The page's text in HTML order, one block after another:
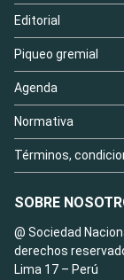
Editorial
Piqueo gremial
Agenda
Normativa
Términos,
SOBRE
@ Sociedad
derechos
Lima 17 – Perú